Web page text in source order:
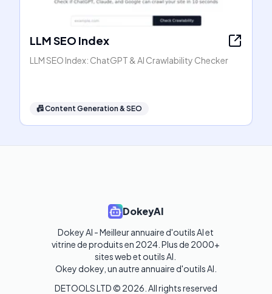
LLM SEO Index
LLM SEO Index: ChatGPT & AI Crawlability Checker
📠Content Generation & SEO
DokeyAI
Dokey AI - Meilleur annuaire d'outils AI et
vitrine de produits en 2024. Plus de 2000+
sites web et outils AI.
Okey dokey, un autre annuaire d'outils AI.
DETOOLS LTD © 2026 . All rights reserved